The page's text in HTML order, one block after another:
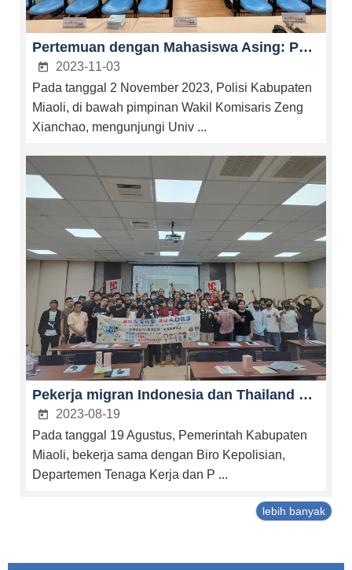
Pertemuan dengan Mahasiswa Asing: Polisi Miaoli Mendorong Pencegahan Perdagangan Manusia di Universitas Yuda.
2023-11-03
Pada tanggal 2 November 2023, Polisi Kabupaten
Miaoli, di bawah pimpinan Wakil Komisaris Zeng
Xianchao, mengunjungi Univ ...
Pekerja migran Indonesia dan Thailand bergabung dengan Kampanye Blue Heart Perserikatan Bangsa-Bangsa untuk bersama-sama melawan perdagangan manusia.
2023-08-19
Pada tanggal 19 Agustus, Pemerintah Kabupaten
Miaoli, bekerja sama dengan Biro Kepolisian,
Departemen Tenaga Kerja dan P ...
lebih banyak